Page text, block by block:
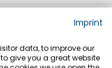
Imprint
data, to improve our
give you a great website